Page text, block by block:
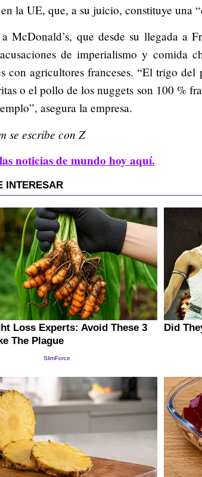
la UE, que, a su juicio, constituye una
McDonald’s, que desde su llegada a
de imperialismo y comida
con agricultores franceses. “El trigo del
o el pollo de los nuggets son 100 %
asegura la empresa.
se escribe con Z
noticias de mundo hoy aquí.